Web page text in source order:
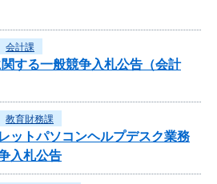
会計課
する一般競争入札公告（会計
教育財務課
ットパソコンヘルプデスク業務
入札公告